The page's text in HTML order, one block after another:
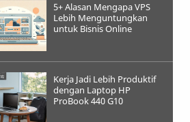
5+ Alasan Mengapa VPS
Lebih Menguntungkan
untuk Bisnis Online
Kerja Jadi Lebih Produktif
dengan Laptop HP
ProBook 440 G10